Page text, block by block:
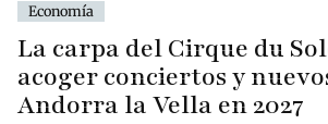
Economía
La carpa del Cirque du
acoger conciertos y
Andorra la Vella en 2027